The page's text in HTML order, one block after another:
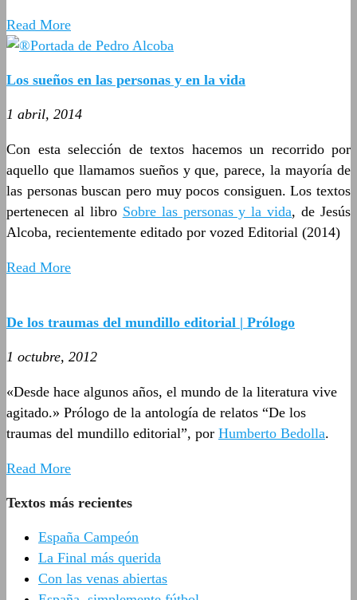
Read More
Los sueños en las personas y en la vida
1 abril, 2014
Con esta selección de textos hacemos un recorrido por
aquello que llamamos sueños y que, parece, la mayoría de
las personas buscan pero muy pocos consiguen. Los textos
pertenecen al libro Sobre las personas y la vida, de Jesús
Alcoba, recientemente editado por vozed Editorial (2014)
Read More
De los traumas del mundillo editorial | Prólogo
1 octubre, 2012
«Desde hace algunos años, el mundo de la literatura vive
agitado.» Prólogo de la antología de relatos “De los
traumas del mundillo editorial”, por Humberto Bedolla.
Read More
Textos más recientes
España Campeón
La Final más querida
Con las venas abiertas